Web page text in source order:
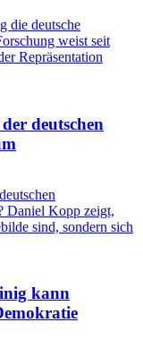
die deutsche
weist seit
Repräsentation
deutschen
Daniel Kopp zeigt,
sind, sondern sich
kann